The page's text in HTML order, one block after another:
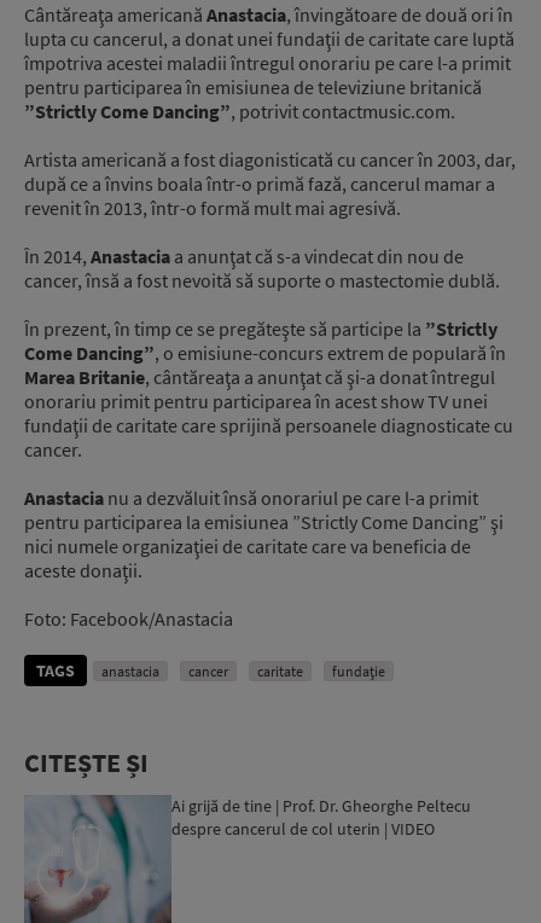
Cântăreaţa americană Anastacia, învingătoare de două ori în
lupta cu cancerul, a donat unei fundaţii de caritate care luptă
împotriva acestei maladii întregul onorariu pe care l-a primit
pentru participarea în emisiunea de televiziune britanică
”Strictly Come Dancing”, potrivit contactmusic.com.
Artista americană a fost diagonisticată cu cancer în 2003, dar,
după ce a învins boala într-o primă fază, cancerul mamar a
revenit în 2013, într-o formă mult mai agresivă.
În 2014, Anastacia a anunţat că s-a vindecat din nou de
cancer, însă a fost nevoită să suporte o mastectomie dublă.
În prezent, în timp ce se pregăteşte să participe la ”Strictly
Come Dancing”, o emisiune-concurs extrem de populară în
Marea Britanie, cântăreaţa a anunţat că şi-a donat întregul
onorariu primit pentru participarea în acest show TV unei
fundaţii de caritate care sprijină persoanele diagnosticate cu
cancer.
Anastacia nu a dezvăluit însă onorariul pe care l-a primit
pentru participarea la emisiunea ”Strictly Come Dancing” şi
nici numele organizaţiei de caritate care va beneficia de
aceste donaţii.
Foto: Facebook/Anastacia
TAGS anastacia cancer caritate fundație
CITEȘTE ȘI
Ai grijă de tine | Prof. Dr. Gheorghe Peltecu
despre cancerul de col uterin | VIDEO